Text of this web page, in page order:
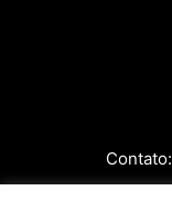
Contato: